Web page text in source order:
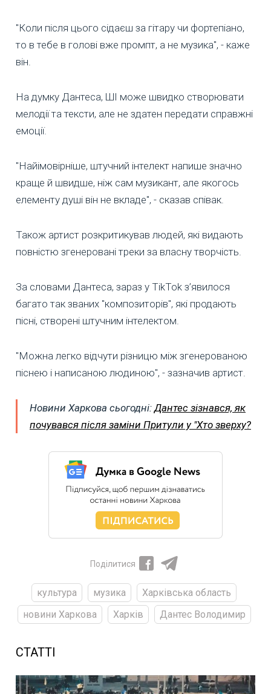
"Коли після цього сідаєш за гітару чи фортепіано,
то в тебе в голові вже промпт, а не музика", - каже
він.
На думку Дантеса, ШІ може швидко створювати
мелодії та тексти, але не здатен передати справжні
емоції.
"Найімовірніше, штучний інтелект напише значно
краще й швидше, ніж сам музикант, але якогось
елементу душі він не вкладе", - сказав співак.
Також артист розкритикував людей, які видають
повністю згенеровані треки за власну творчість.
За словами Дантеса, зараз у TikTok з’явилося
багато так званих "композиторів", які продають
пісні, створені штучним інтелектом.
"Можна легко відчути різницю між згенерованою
піснею і написаною людиною", - зазначив артист.
Новини Харкова сьогодні:Дантес зізнався, як
почувався після заміни Притули у "Хто зверху?
Поділитися
культура музика
Харківська область
новини Харкова
Харків Дантес Володимир
СТАТТІ